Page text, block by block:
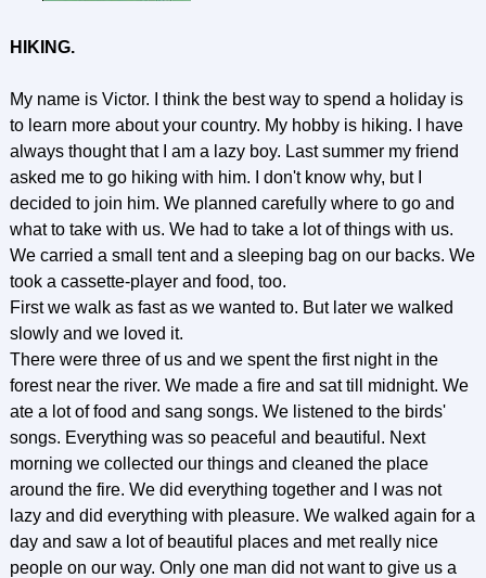
HIKING.
My name is Victor. I think the best way to spend a holiday is
to learn more about your country. My hobby is hiking. I have
always thought that I am a lazy boy. Last summer my friend
asked me to go hiking with him. I don't know why, but I
decided to join him. We planned carefully where to go and
what to take with us. We had to take a lot of things with us.
We carried a small tent and a sleeping bag on our backs. We
took a cassette-player and food, too.
First we walk as fast as we wanted to. But later we walked
slowly and we loved it.
There were three of us and we spent the first night in the
forest near the river. We made a fire and sat till midnight. We
ate a lot of food and sang songs. We listened to the birds'
songs. Everything was so peaceful and beautiful. Next
morning we collected our things and cleaned the place
around the fire. We did everything together and I was not
lazy and did everything with pleasure. We walked again for a
day and saw a lot of beautiful places and met really nice
people on our way. Only one man did not want to give us a